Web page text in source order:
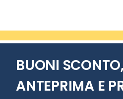
BUONI
ANTEPRIMA E